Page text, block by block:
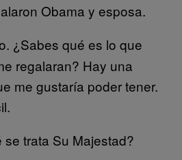
Obama y esposa.
¿Sabes qué es lo que
regalaran? Hay una
me gustaría poder tener.
se trata Su Majestad?